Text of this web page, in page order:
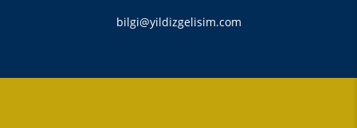
bilgi@yildizgelisim.com